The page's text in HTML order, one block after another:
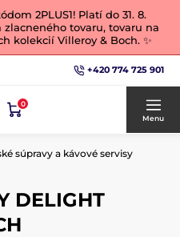
2PLUS1! Platí do 31. 8.
tovaru, tovaru na
kolekcií Villeroy & Boch. ✨
+420 774 725 901
0
Menu
súpravy a kávové servisy
DELIGHT